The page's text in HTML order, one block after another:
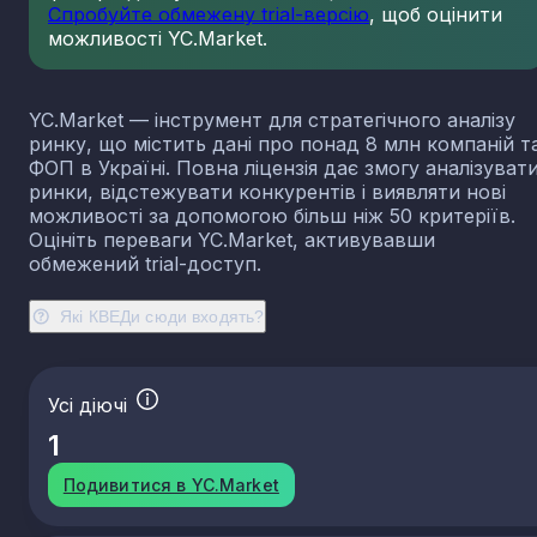
Які КВЕДи сюди входять?
Спробуйте обмежену trial-версію, щоб оцінити
можливості YC.Market.
YC.Market — інструмент для стратегічного аналізу
ринку, що містить дані про понад 8 млн компаній
ФОП в Україні. Повна ліцензія дає змогу
ринки, відстежувати конкурентів і виявляти нові
можливості за допомогою більш ніж 50 критеріїв.
Оцініть переваги YC.Market, активувавши
обмежений trial-доступ.
Усі діючі
1
Подивитися в YC.Market
23.13 Виробництво порожнистого скла
23.14 Виробництво скловолокна
23.20 Виробництво вогнетривких виробів
23.31 Виробництво керамічних плиток і плит
23.32 Виробництво цегли, черепиці та інших
виробів із випаленої глини
Виробництво господарських і декоративних
керамічних виробів
23.42 Виробництво керамічних санітарно-технічних
виробів
23.44 Виробництво інших керамічних виробів
23.49 Виробництво інших керамічних виробів
23.51 Виробництво цементу